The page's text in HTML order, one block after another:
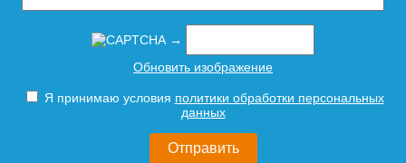
→
Обновить изображение
Я принимаю условия политики обработки персональных
данных